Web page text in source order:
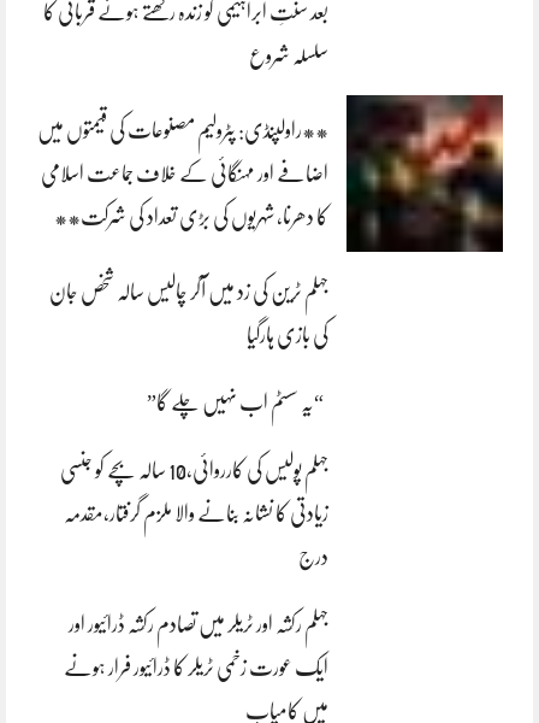
بعد سنتِ ابراہیمی کو زندہ رکھتے ہوئے قربانی کا
سلسلہ شروع
**راولپنڈی: پٹرولیم مصنوعات کی قیمتوں میں
اضافے اور مہنگائی کے خلاف جماعت اسلامی
کا دھرنا، شہریوں کی بڑی تعداد کی شرکت**
جہلم ٹرین کی زد میں آکر چالیس سالہ شخص جان
کی بازی ہارگیا
“یہ سسٹم اب نہیں چلے گا”
جہلم پولیس کی کارروائی،10 سالہ بچے کو جنسی
زیادتی کا نشانہ بنانے والا ملزم گرفتار،مقدمہ
درج
جہلم رکشہ اور ٹریلر میں تصادم رکشہ ڈرائیور اور
ایک عورت زخمی ٹریلر کا ڈرائیور فرار ہونے
میں کامیاب